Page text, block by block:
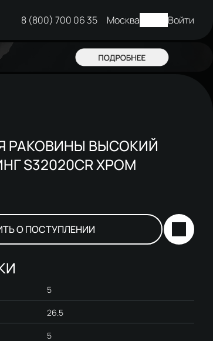
8 (800) 700 06 35 Москва Войти
РАКОВИНЫ ВЫСОКИЙ
S32020CR ХРОМ
О ПОСТУПЛЕНИИ
5
26.5
5